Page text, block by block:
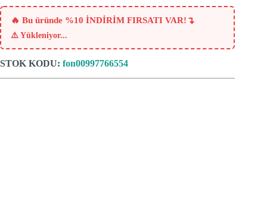
₺1099.
fiyat:
₺989.
🔥 Bu üründe %10 İNDİRİM FIRSATI VAR! ↴
⚠️ Yükleniyor...
STOK KODU: fon00997766554